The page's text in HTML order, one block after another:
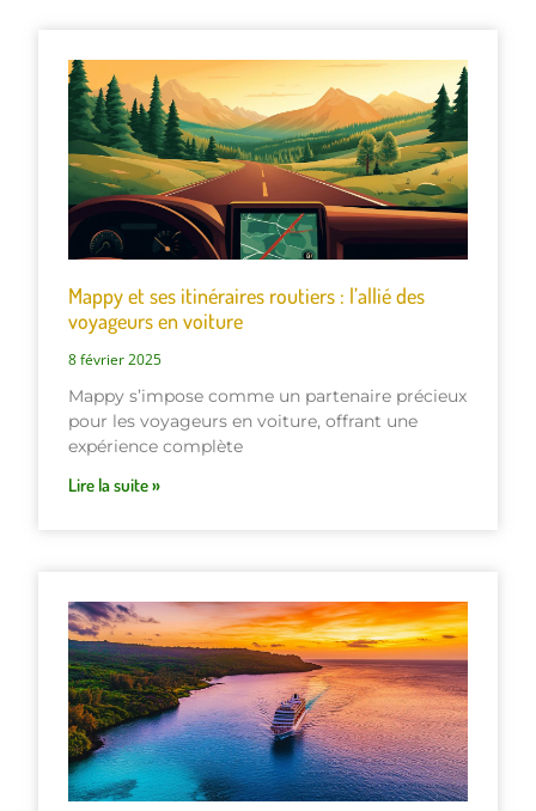
Mappy et ses itinéraires routiers : l’allié des
voyageurs en voiture
8 février 2025
Mappy s’impose comme un partenaire précieux
pour les voyageurs en voiture, offrant une
expérience complète
Lire la suite »